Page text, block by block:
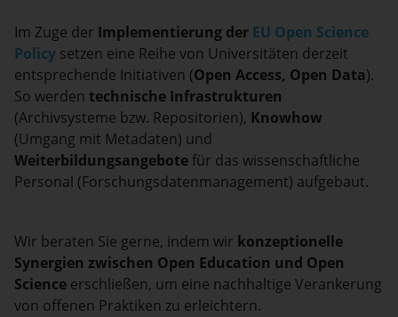
Im Zuge der Implementierung der EU Open Science
Policy setzen eine Reihe von Universitäten derzeit
entsprechende Initiativen (Open Access, Open Data).
So werden technische Infrastrukturen
(Archivsysteme bzw. Repositorien), Knowhow
(Umgang mit Metadaten) und
Weiterbildungsangebote für das wissenschaftliche
Personal (Forschungsdatenmanagement) aufgebaut.
Wir beraten Sie gerne, indem wir konzeptionelle
Synergien zwischen Open Education und Open
Science erschließen, um eine nachhaltige Verankerung
von offenen Praktiken zu erleichtern.